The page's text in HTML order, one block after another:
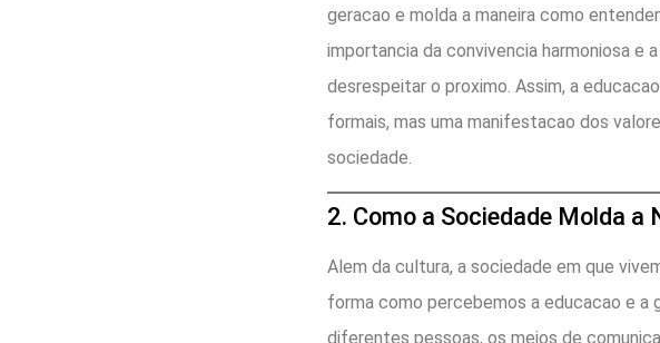
geracao e molda a maneira como
importancia da convivencia harmoniosa e
desrespeitar o proximo. Assim, a
formais, mas uma manifestacao dos
sociedade.
2. Como a Sociedade Molda a
Alem da cultura, a sociedade em que
forma como percebemos a educacao e a
diferentes pessoas, os meios de